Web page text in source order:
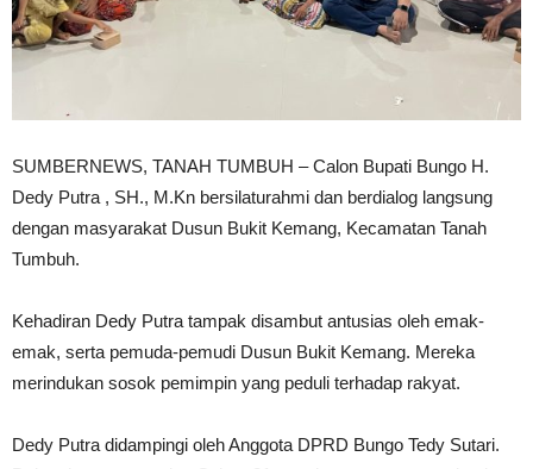
SUMBERNEWS, TANAH TUMBUH – Calon Bupati Bungo H.
Dedy Putra , SH., M.Kn bersilaturahmi dan berdialog langsung
dengan masyarakat Dusun Bukit Kemang, Kecamatan Tanah
Tumbuh.
Kehadiran Dedy Putra tampak disambut antusias oleh emak-
emak, serta pemuda-pemudi Dusun Bukit Kemang. Mereka
merindukan sosok pemimpin yang peduli terhadap rakyat.
Dedy Putra didampingi oleh Anggota DPRD Bungo Tedy Sutari.